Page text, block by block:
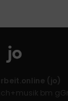
(jo)
bm